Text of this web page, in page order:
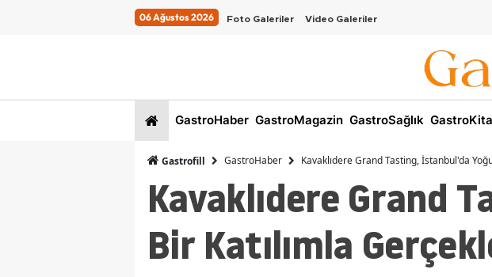
06 Ağustos 2026 Foto Galeriler Video Galeriler
GastroHaber GastroMagazin GastroSağlık
Gastrofill GastroHaber Kavaklıdere Grand Tasting, İstanbul'da
Kavaklıdere Grand
Bir Katılımla